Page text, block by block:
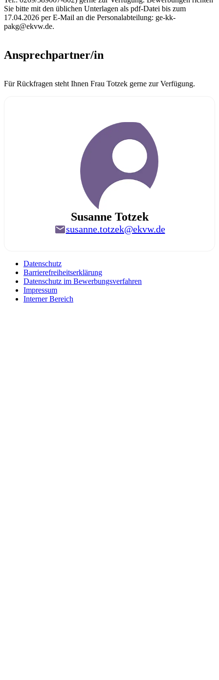
Sie bitte mit den üblichen Unterlagen als pdf-Datei bis zum
17.04.2026 per E-Mail an die Personalabteilung: ge-kk-
pakg@ekvw.de.
Ansprechpartner/in
Für Rückfragen steht Ihnen Frau Totzek gerne zur Verfügung.
Susanne Totzek
susanne.totzek@ekvw.de
Datenschutz
Barrierefreiheitserklärung
Datenschutz im Bewerbungsverfahren
Impressum
Interner Bereich